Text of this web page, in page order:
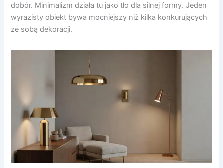
dobór. Minimalizm działa tu jako tło dla silnej formy. Jeden
wyrazisty obiekt bywa mocniejszy niż kilka konkurujących
ze sobą dekoracji.